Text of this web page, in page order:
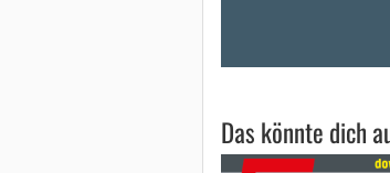
Das könnte dich